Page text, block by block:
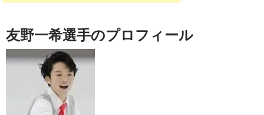
友野一希選手のプロフィール